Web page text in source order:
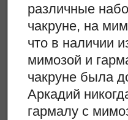
различные
чакруне, на
что в наличии
мимозой и
чакруне была
Аркадий
гармалу с